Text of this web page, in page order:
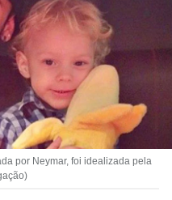
por Neymar, foi idealizada pela